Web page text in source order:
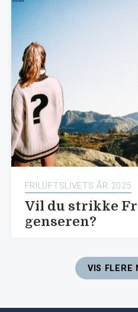
FRILUFTSLIVETS ÅR 2025
Vil du strikke
genseren?
VIS FLERE